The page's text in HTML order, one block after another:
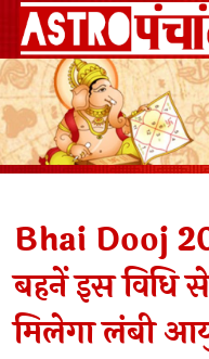
Bhai Dooj
बहनें इस विधि
मिलेगा लंबी